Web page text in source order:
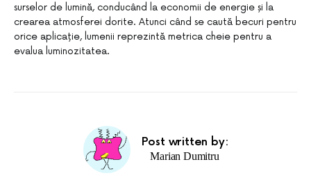
surselor de lumină, conducând la economii de energie și la
crearea atmosferei dorite. Atunci când se caută becuri pentru
orice aplicație, lumenii reprezintă metrica cheie pentru a
evalua luminozitatea.
Post written by:
Marian Dumitru